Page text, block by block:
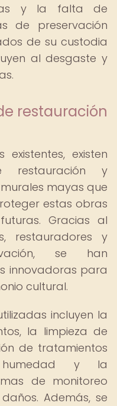
y la falta de
de preservación
de su custodia
al desgaste y
restauración
existen
restauración y
mayas que
estas obras
Gracias al
restauradores y
se han
innovadoras para
cultural.
incluyen la
la limpieza de
de tratamientos
y la
de monitoreo
Además, se